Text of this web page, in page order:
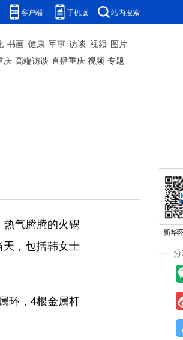
客户端 手机版 站内搜索
书画 健康 军事 访谈 视频 图片
庆 高端访谈 直播重庆 视频 专题
气腾腾的火锅
，包括韩女士
环，4根金属杆